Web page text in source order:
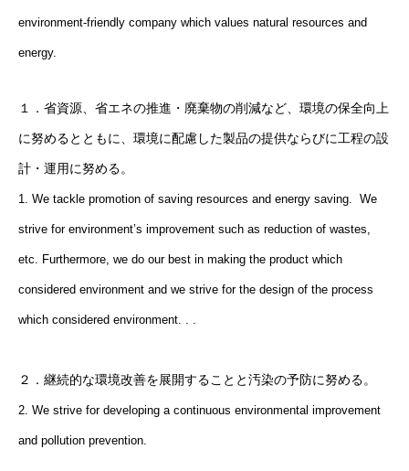
environment-friendly company which values natural resources and
energy.
１．省資源、省エネの推進・廃棄物の削減など、環境の保全向上
に努めるとともに、環境に配慮した製品の提供ならびに工程の設
計・運用に努める。
1. We tackle promotion of saving resources and energy saving. We
strive for environment’s improvement such as reduction of wastes,
etc. Furthermore, we do our best in making the product which
considered environment and we strive for the design of the process
which considered environment. . .
２．継続的な環境改善を展開することと汚染の予防に努める。
2. We strive for developing a continuous environmental improvement
and pollution prevention.